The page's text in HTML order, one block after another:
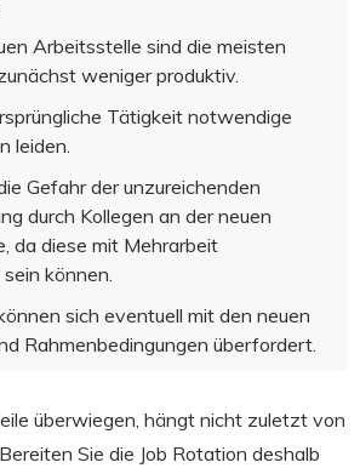
Arbeitsstelle sind die meisten
weniger produktiv.
Tätigkeit notwendige
leiden.
Gefahr der unzureichenden
durch Kollegen an der neuen
da diese mit Mehrarbeit
können.
sich eventuell mit den neuen
Rahmenbedingungen überfordert.
überwiegen, hängt nicht zuletzt von
Sie die Job Rotation deshalb